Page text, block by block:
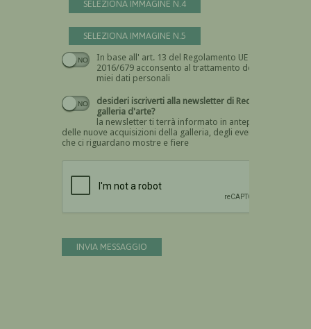
SELEZIONA IMMAGINE N.4
SELEZIONA IMMAGINE N.5
In base all' art. 13 del Regolamento UE n.
2016/679 acconsento al trattamento dei
miei dati personali
Devi dare il consenso
desideri iscriverti alla newsletter di Recta
galleria d'arte?
la newsletter ti terrà informato in anteprima
delle nuove acquisizioni della galleria, degli eventi
che ci riguardano mostre e fiere
INVIA MESSAGGIO